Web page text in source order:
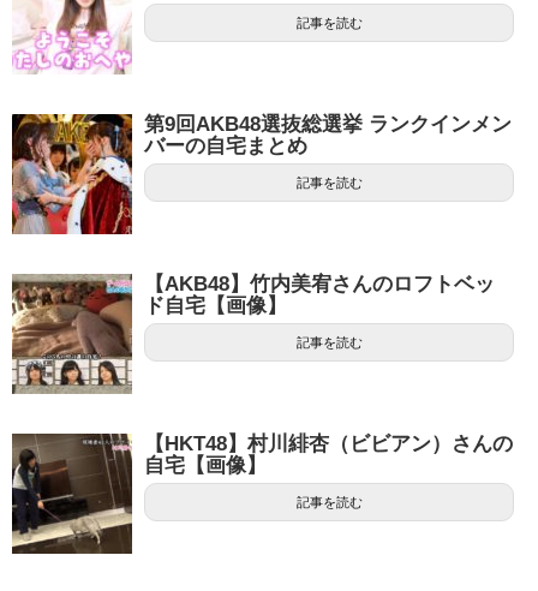
記事を読む
第9回AKB48選抜総選挙 ランクインメン
バーの自宅まとめ
記事を読む
【AKB48】竹内美宥さんのロフトベッ
ド自宅【画像】
記事を読む
【HKT48】村川緋杏（ビビアン）さんの
自宅【画像】
記事を読む